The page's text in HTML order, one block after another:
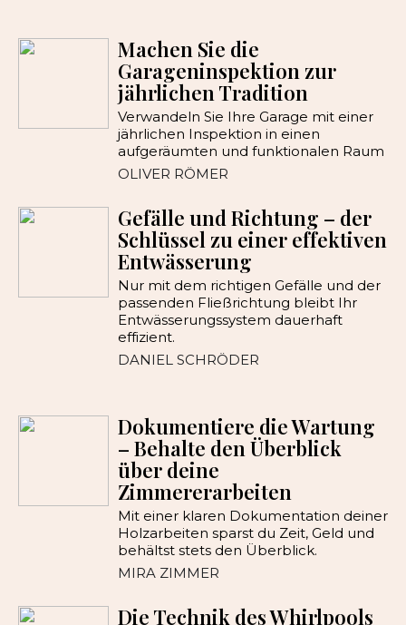
Machen Sie die
Garageninspektion zur
jährlichen Tradition
Verwandeln Sie Ihre Garage mit einer
jährlichen Inspektion in einen
aufgeräumten und funktionalen Raum
OLIVER RÖMER
Gefälle und Richtung – der
Schlüssel zu einer effektiven
Entwässerung
Nur mit dem richtigen Gefälle und der
passenden Fließrichtung bleibt Ihr
Entwässerungssystem dauerhaft
effizient.
DANIEL SCHRÖDER
Dokumentiere die Wartung
– Behalte den Überblick
über deine
Zimmererarbeiten
Mit einer klaren Dokumentation deiner
Holzarbeiten sparst du Zeit, Geld und
behältst stets den Überblick.
MIRA ZIMMER
Die Technik des Whirlpools